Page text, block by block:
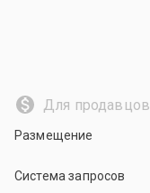
Для продавцов
Размещение
Система запросов